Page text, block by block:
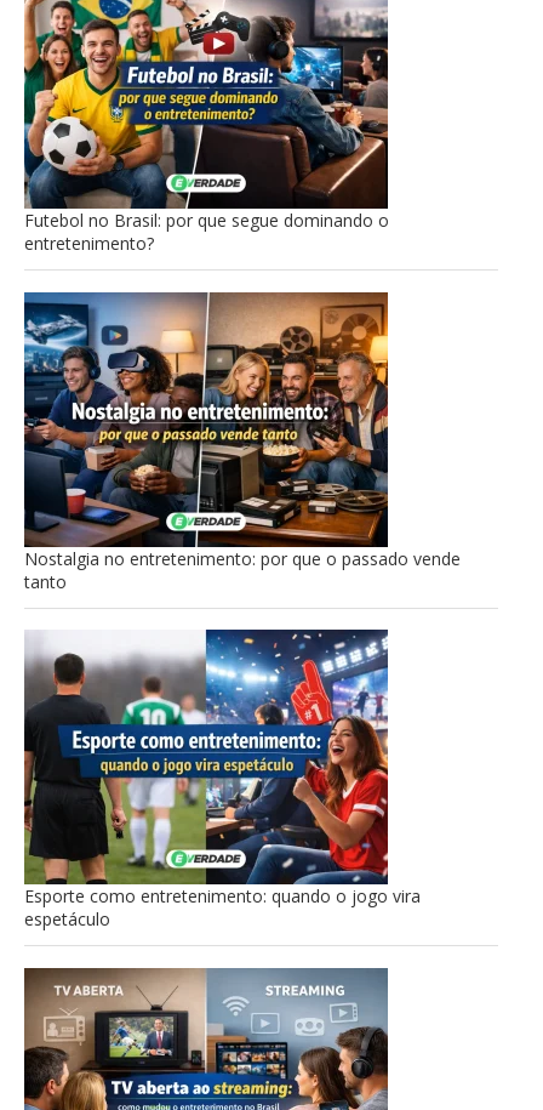
Futebol no Brasil: por que segue dominando o
entretenimento?
Nostalgia no entretenimento: por que o passado vende
tanto
Esporte como entretenimento: quando o jogo vira
espetáculo